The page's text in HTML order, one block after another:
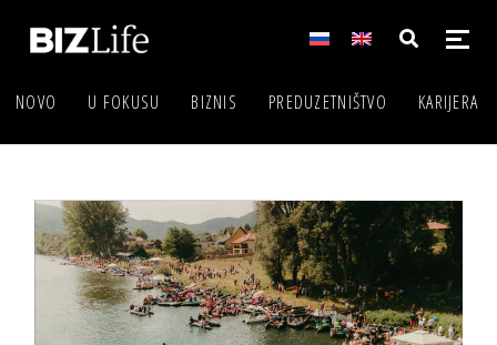
NOVO U FOKUSU BIZNIS PREDUZETNIŠTVO KARIJERA